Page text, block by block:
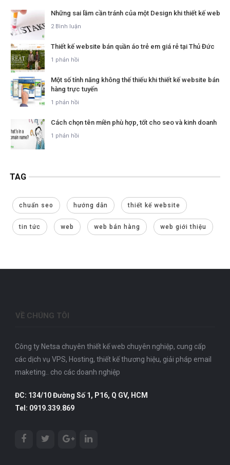
Những sai lầm cần tránh của một Design khi thiết kế web
2 Bình luận
Thiết kế website bán quần áo trẻ em giá rẻ tại Thủ Đức
1 phản hồi
Một số tính năng không thế thiếu khi thiết kế website bán
hàng trực tuyến
1 phản hồi
Cách chọn tên miền phù hợp, tốt cho seo và kinh doanh
1 phản hồi
TAG
chuẩn seo hướng dẫn thiết kế website
tin tức web web bán hàng web giới thiệu
VỀ CHÚNG TÔI
Công ty Netsa chuyên thiết kế web chuyên nghiệp, cung cấp
các dịch vụ VPS, Hosting, thiết kế thương hiệu, giải pháp email
maketing.. cho các doanh nghiệp
ĐC: 134/10 Đường Số 1, P16, Q GV, HCM
Tel: 0919.339.869